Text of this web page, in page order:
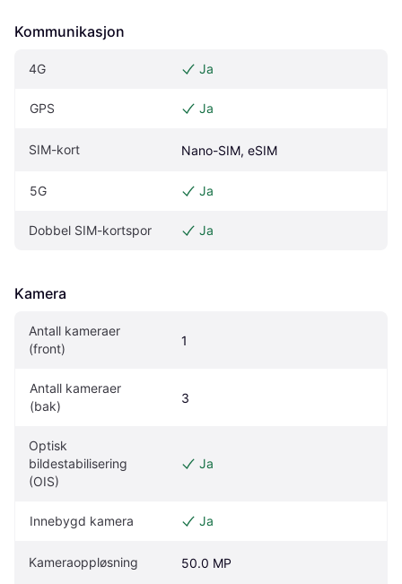
Kommunikasjon
4G Ja
GPS Ja
SIM-kort Nano-SIM, eSIM
5G Ja
Dobbel SIM-kortspor Ja
Kamera
Antall kameraer
(front)
1
Antall kameraer
(bak)
3
Optisk
bildestabilisering
(OIS)
Ja
Innebygd kamera Ja
Kameraoppløsning 50.0 MP